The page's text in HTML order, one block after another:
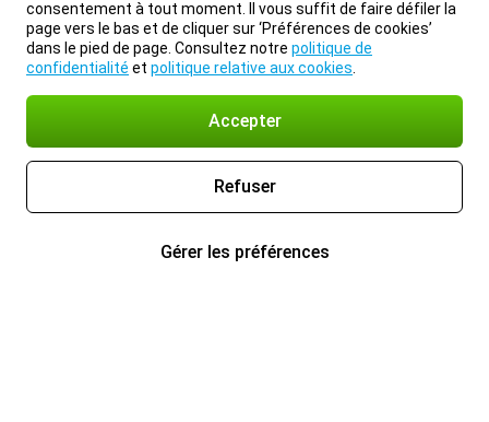
consentement à tout moment. Il vous suffit de faire défiler la
page vers le bas et de cliquer sur ‘Préférences de cookies’
dans le pied de page. Consultez notre politique de
confidentialité et politique relative aux cookies
Accepter
Refuser
Gérer les préférences